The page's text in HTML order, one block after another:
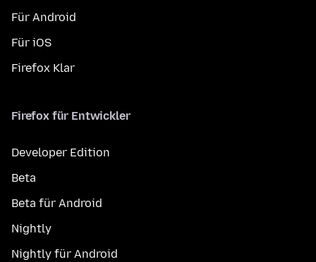
Für Android
Für iOS
Firefox Klar
Firefox für Entwickler
Developer Edition
Beta
Beta für Android
Nightly
Nightly für Android